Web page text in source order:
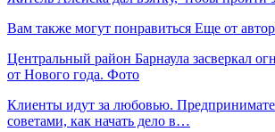
Вам также могут понравиться Еще от
Центральный район Барнаула засверкал
от Нового года. Фото
Клиенты идут за любовью.
советами, как начать дело в…